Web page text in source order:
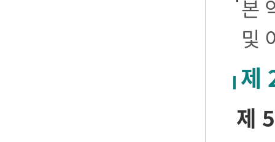
본
및
제
제